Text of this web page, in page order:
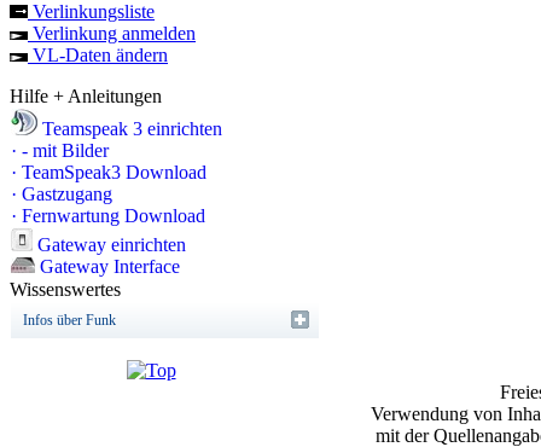
Verlinkungsliste
Verlinkung anmelden
VL-Daten ändern
Hilfe + Anleitungen
Teamspeak 3 einrichten
· - mit Bilder
· TeamSpeak3 Download
· Gastzugang
· Fernwartung Download
Gateway einrichten
Gateway Interface
Wissenswertes
Infos über Funk
Verwendung von
mit der